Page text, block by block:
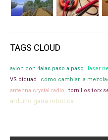
TAGS CLOUD
avion con 4alas paso a paso laser
VS biquad
como cambiar la
antenna crystal radio
tornillos torx
arduino garra robotica